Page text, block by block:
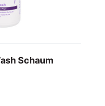
Schaum